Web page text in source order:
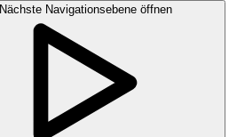
Nächste Navigationsebene öffnen